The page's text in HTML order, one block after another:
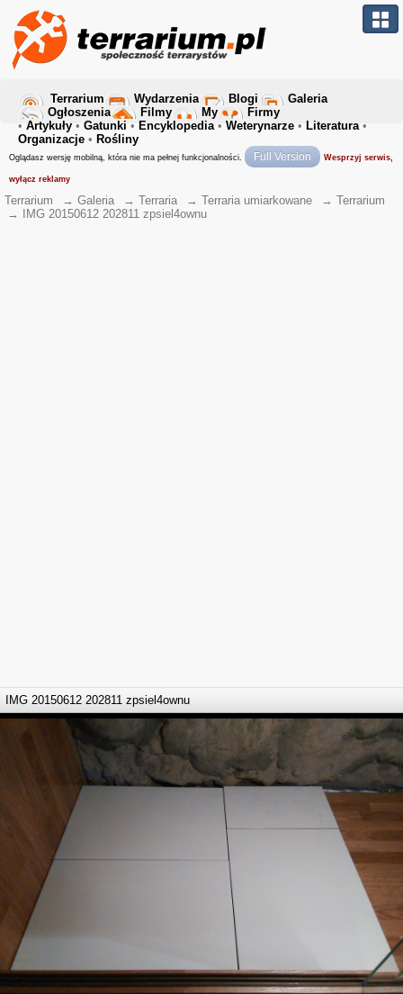
Terrarium Wydarzenia Blogi
Galeria
Ogłoszenia
Filmy My
Firmy
• Artykuły • Gatunki • Encyklopedia• Weterynarze • Literatura•
Organizacje • Rośliny
Oglądasz wersję mobilną, która nie ma pełnej funkcjonalności. Full Version Wesprzyj serwis,
wyłącz reklamy
Terrarium → Galeria → Terraria → Terraria umiarkowane → Terrarium
→
IMG 20150612 202811 zpsiel4ownu
IMG 20150612 202811 zpsiel4ownu